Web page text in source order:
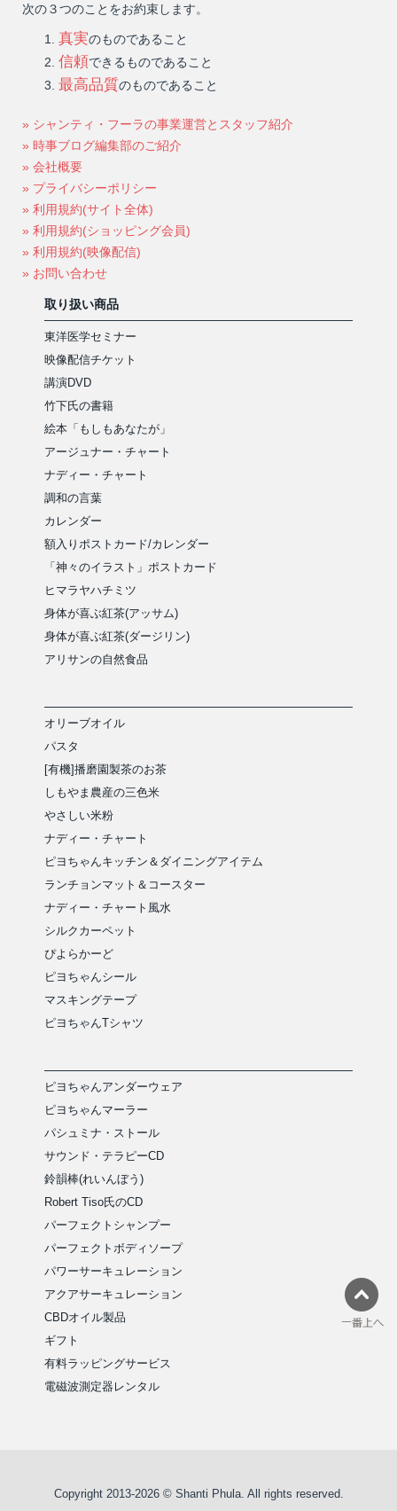
次の３つのことをお約束します。
真実のものであること
信頼できるものであること
最高品質のものであること
» シャンティ・フーラの事業運営とスタッフ紹介
» 時事ブログ編集部のご紹介
» 会社概要
» プライバシーポリシー
» 利用規約(サイト全体)
» 利用規約(ショッピング会員)
» 利用規約(映像配信)
» お問い合わせ
取り扱い商品
東洋医学セミナー
映像配信チケット
講演DVD
竹下氏の書籍
絵本「もしもあなたが」
アージュナー・チャート
ナディー・チャート
調和の言葉
カレンダー
額入りポストカード/カレンダー
「神々のイラスト」ポストカード
ヒマラヤハチミツ
身体が喜ぶ紅茶(アッサム)
身体が喜ぶ紅茶(ダージリン)
アリサンの自然食品
オリーブオイル
パスタ
[有機]播磨園製茶のお茶
しもやま農産の三色米
やさしい米粉
ナディー・チャート
ピヨちゃんキッチン＆ダイニングアイテム
ランチョンマット＆コースター
ナディー・チャート風水
シルクカーペット
ぴよらかーど
ピヨちゃんシール
マスキングテープ
ピヨちゃんTシャツ
ピヨちゃんアンダーウェア
ピヨちゃんマーラー
パシュミナ・ストール
サウンド・テラピーCD
鈴韻棒(れいんぼう)
Robert Tiso氏のCD
パーフェクトシャンプー
パーフェクトボディソープ
パワーサーキュレーション
アクアサーキュレーション
CBDオイル製品
ギフト
有料ラッピングサービス
電磁波測定器レンタル
Copyright 2013-2026 © Shanti Phula. All rights reserved.